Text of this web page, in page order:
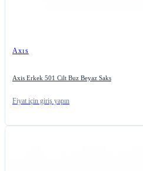
Axıs
Axis Erkek 501 Cilt Buz Beyaz Saks
Fiyat için giriş yapın